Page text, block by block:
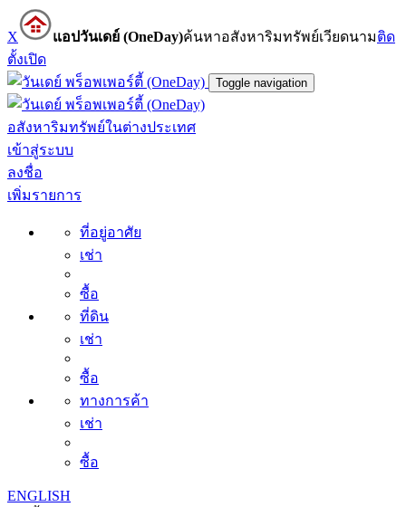
X แอปวันเดย์ (OneDay)ค้นหาอสังหาริมทรัพย์เวียดนามติด
ตั้งเปิด
Toggle navigation
อสังหาริมทรัพย์ในต่างประเทศ
เข้าสู่ระบบ
ลงชื่อ
เพิ่มรายการ
ที่อยู่อาศัย
เช่า
ซื้อ
ที่ดิน
เช่า
ซื้อ
ทางการค้า
เช่า
ซื้อ
ENGLISH